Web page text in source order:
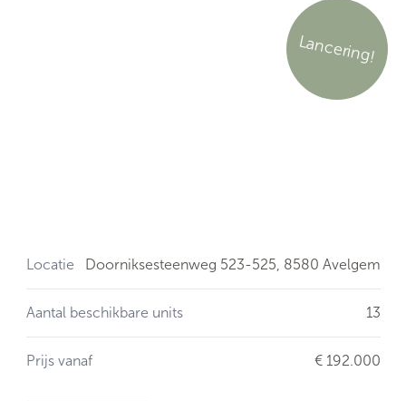
Lancering!
Locatie Doorniksesteenweg 523-525, 8580 Avelgem
Aantal beschikbare units 13
Prijs vanaf € 192.000